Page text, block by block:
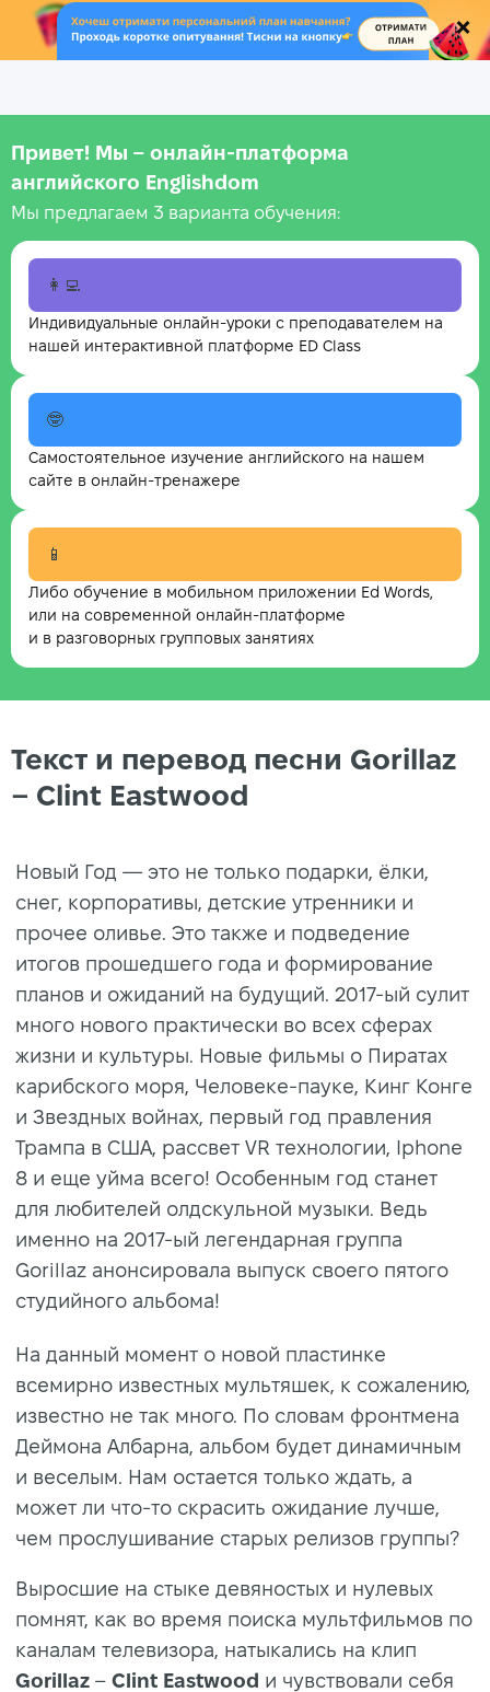
.
Привет! Мы – онлайн‑платформа
английского Englishdom
Мы предлагаем 3 варианта обучения:
👩‍💻
Индивидуальные онлайн-уроки с преподавателем на
нашей интерактивной платформе ED Class
🤓
Самостоятельное изучение английского на нашем
сайте в онлайн-тренажере
📱
Либо обучение в мобильном приложении Ed Words,
или на современной онлайн-платформе
и в разговорных групповых занятиях
Текст и перевод песни Gorillaz
– Clint Eastwood
Новый Год — это не только подарки, ёлки,
снег, корпоративы, детские утренники и
прочее оливье. Это также и подведение
итогов прошедшего года и формирование
планов и ожиданий на будущий. 2017-ый сулит
много нового практически во всех сферах
жизни и культуры. Новые фильмы о Пиратах
карибского моря, Человеке-пауке, Кинг Конге
и Звездных войнах, первый год правления
Трампа в США, рассвет VR технологии, Iphone
8 и еще уйма всего! Особенным год станет
для любителей олдскульной музыки. Ведь
именно на 2017-ый легендарная группа
Gorillaz анонсировала выпуск своего пятого
студийного альбома!
На данный момент о новой пластинке
всемирно известных мультяшек, к сожалению,
известно не так много. По словам фронтмена
Деймона Албарна, альбом будет динамичным
и веселым. Нам остается только ждать, а
может ли что-то скрасить ожидание лучше,
чем прослушивание старых релизов группы?
Выросшие на стыке девяностых и нулевых
помнят, как во время поиска мультфильмов по
каналам телевизора, натыкались на клип
Gorillaz – Clint Eastwood и чувствовали себя